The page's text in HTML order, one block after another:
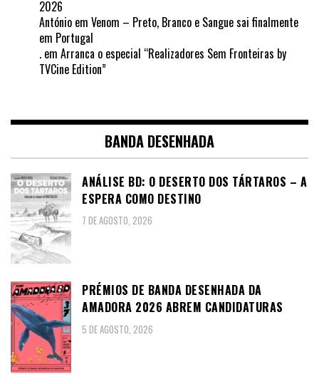
2026
António em Venom – Preto, Branco e Sangue sai finalmente
em Portugal
. em Arranca o especial “Realizadores Sem Fronteiras by
TVCine Edition”
BANDA DESENHADA
ANÁLISE BD: O DESERTO DOS TÁRTAROS – A
ESPERA COMO DESTINO
7 DE AGOSTO, 2026
PRÉMIOS DE BANDA DESENHADA DA
AMADORA 2026 ABREM CANDIDATURAS
5 DE AGOSTO, 2026